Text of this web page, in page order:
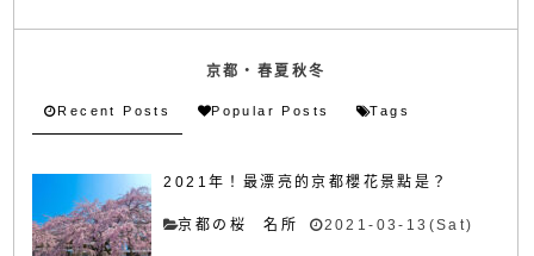
京都・春夏秋冬
Recent Posts Popular Posts Tags
2021年！最漂亮的京都櫻花景點是？
京都の桜 名所 2021-03-13(Sat)